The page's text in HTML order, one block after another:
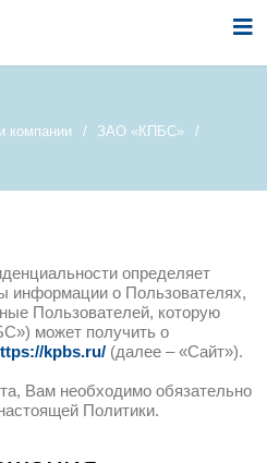
Профили компании